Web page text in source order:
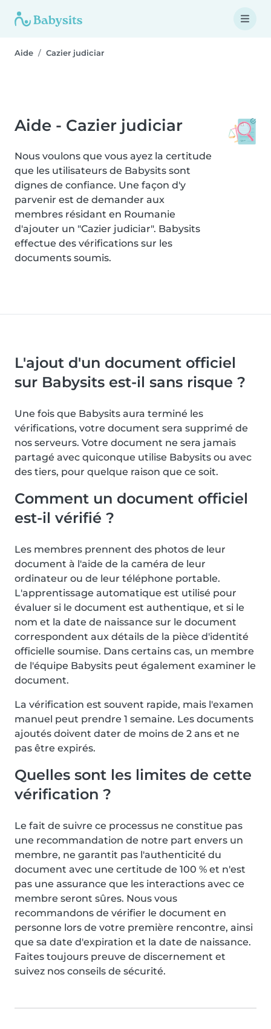
Aide Cazier judiciar
Aide - Cazier judiciar
Nous voulons que vous ayez la certitude
que les utilisateurs de Babysits sont
dignes de confiance. Une façon d'y
parvenir est de demander aux
membres résidant en Roumanie
d'ajouter un "Cazier judiciar". Babysits
effectue des vérifications sur les
documents soumis.
L'ajout d'un document officiel
sur Babysits est-il sans risque ?
Une fois que Babysits aura terminé les
vérifications, votre document sera supprimé de
nos serveurs. Votre document ne sera jamais
partagé avec quiconque utilise Babysits ou avec
des tiers, pour quelque raison que ce soit.
Comment un document officiel
est-il vérifié ?
Les membres prennent des photos de leur
document à l'aide de la caméra de leur
ordinateur ou de leur téléphone portable.
L'apprentissage automatique est utilisé pour
évaluer si le document est authentique, et si le
nom et la date de naissance sur le document
correspondent aux détails de la pièce d'identité
officielle soumise. Dans certains cas, un membre
de l'équipe Babysits peut également examiner le
document.
La vérification est souvent rapide, mais l'examen
manuel peut prendre 1 semaine. Les documents
ajoutés doivent dater de moins de 2 ans et ne
pas être expirés.
Quelles sont les limites de cette
vérification ?
Le fait de suivre ce processus ne constitue pas
une recommandation de notre part envers un
membre, ne garantit pas l'authenticité du
document avec une certitude de 100 % et n'est
pas une assurance que les interactions avec ce
membre seront sûres. Nous vous
recommandons de vérifier le document en
personne lors de votre première rencontre, ainsi
que sa date d'expiration et la date de naissance.
Faites toujours preuve de discernement et
suivez nos conseils de sécurité.